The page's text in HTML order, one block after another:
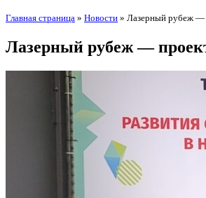
Главная страница » Новости » Лазерный рубеж —
Лазерный рубеж —